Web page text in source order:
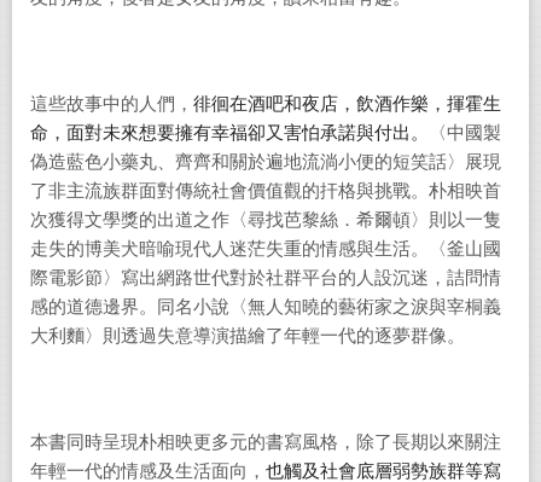
這些故事中的人們， 徘徊在酒吧和夜店，飲酒作樂，揮霍生
命，面對未來想要擁有幸福卻又害怕承諾與付出。
〈中國製
偽造藍色小藥丸、齊齊和關於遍地流淌小便的短笑話〉展現
了非主流族群面對傳統社會價值觀的扞格與挑戰。朴相映首
次獲得文學獎的出道之作〈尋找芭黎絲．希爾頓〉則以一隻
走失的博美犬暗喻現代人迷茫失重的情感與生活。〈釜山國
際電影節〉寫出網路世代對於社群平台的人設沉迷，詰問情
感的道德邊界。同名小說〈無人知曉的藝術家之淚與宰桐義
大利麵〉則透過失意導演描繪了年輕一代的逐夢群像。
本書同時呈現朴相映更多元的書寫風格，除了長期以來關注
年輕一代的情感及生活面向， 也觸及社會底層弱勢族群等寫